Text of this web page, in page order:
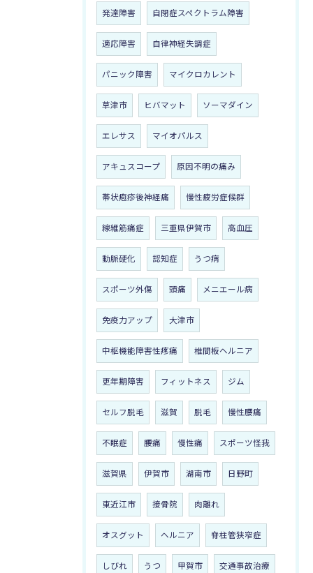
発達障害 自閉症スペクトラム障害
適応障害 自律神経失調症
パニック障害 マイクロカレント
草津市 ヒバマット ソーマダイン
エレサス マイオパルス
アキュスコープ 原因不明の痛み
帯状疱疹後神経痛 慢性疲労症候群
線維筋痛症 三重県伊賀市 高血圧
動脈硬化 認知症 うつ病
スポーツ外傷 頭痛 メニエール病
免疫力アップ 大津市
中枢機能障害性疼痛 椎間板ヘルニア
更年期障害 フィットネス ジム
セルフ脱毛 滋賀 脱毛 慢性腰痛
不眠症 腰痛 慢性痛 スポーツ怪我
滋賀県 伊賀市 湖南市 日野町
東近江市 接骨院 肉離れ
オスグット ヘルニア 脊柱管狭窄症
しびれ うつ 甲賀市 交通事故治療